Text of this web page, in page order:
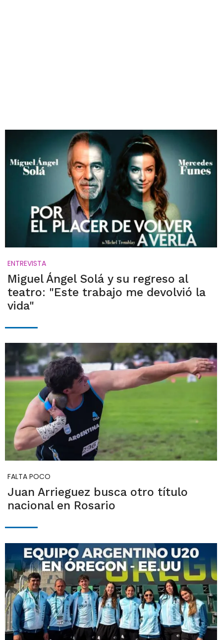
ENTREVISTA
Miguel Ángel Solá y su regreso al
teatro: "Este trabajo me devolvió la
vida"
FALTA POCO
Juan Arrieguez busca otro título
nacional en Rosario